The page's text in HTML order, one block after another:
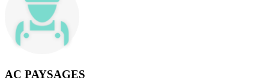
AC PAYSAGES